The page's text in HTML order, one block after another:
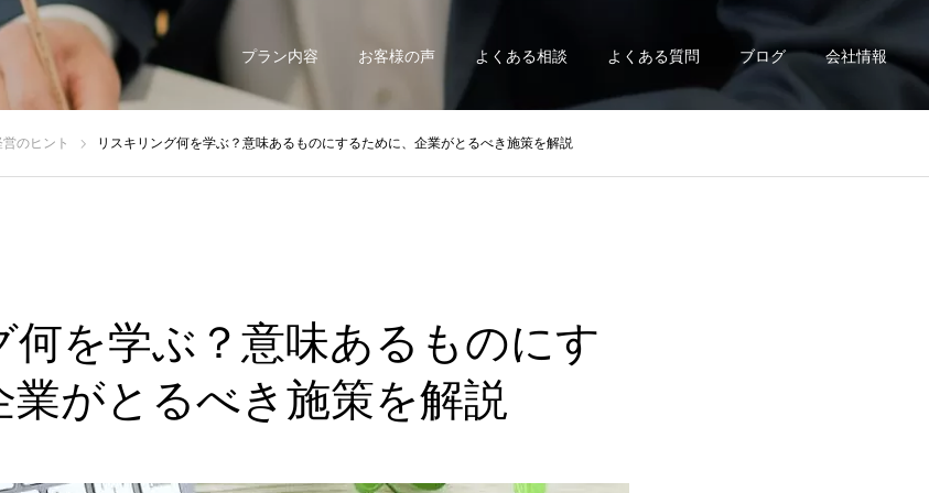
プラン内容 お客様の声 よくある相談 よくある質問 ブログ 会社情報
のヒント リスキリング何を学ぶ？意味あるものにするために、企業がとるべき施策を解説
何を学ぶ？意味あるものにす
業がとるべき施策を解説